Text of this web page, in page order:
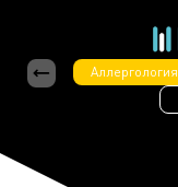
Аллергология